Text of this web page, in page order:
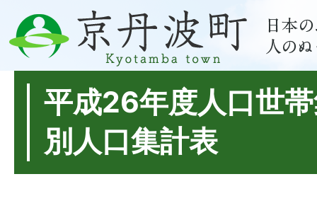
平成26年度人口世
別人口集計表